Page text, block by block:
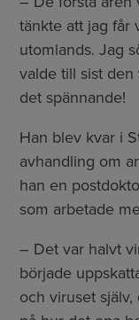
tänkte att jag får
utomlands. Jag
valde till sist
det spännande!
Han blev kvar i
avhandling om
han en
som arbetade
– Det var halvt
började
och viruset